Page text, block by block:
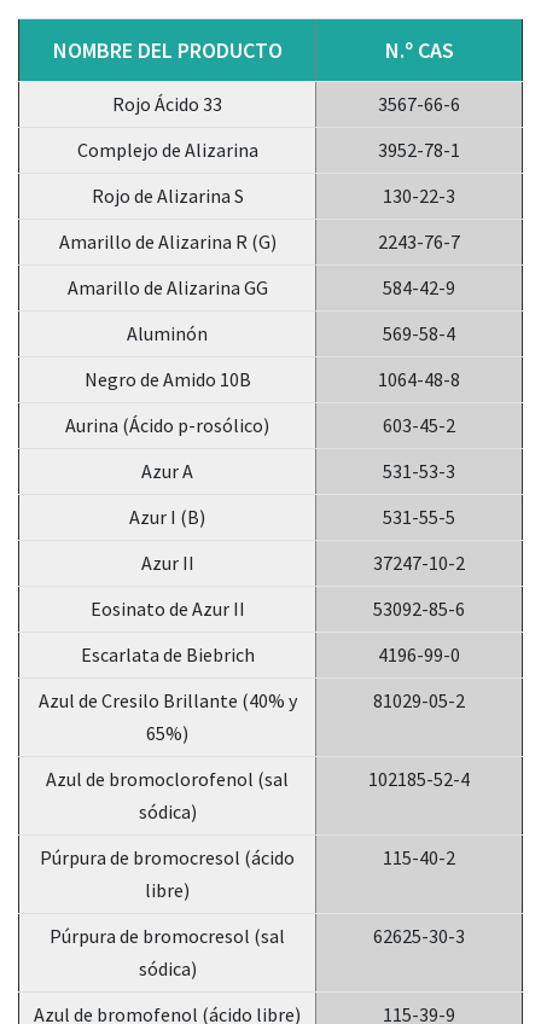
NOMBRE DEL PRODUCTO N.º CAS
Rojo Ácido 33
3567-66-6
Complejo de Alizarina
3952-78-1
Rojo de Alizarina S
130-22-3
Amarillo de Alizarina R (G)
2243-76-7
Amarillo de Alizarina GG
584-42-9
Aluminón
569-58-4
Negro de Amido 10B
1064-48-8
Aurina (Ácido p-rosólico)
603-45-2
Azur A
531-53-3
Azur I (B)
531-55-5
Azur II
37247-10-2
Eosinato de Azur II
53092-85-6
Escarlata de Biebrich
4196-99-0
Azul de Cresilo Brillante (40% y
65%)
81029-05-2
Azul de bromoclorofenol (sal
sódica)
102185-52-4
Púrpura de bromocresol (ácido
libre)
115-40-2
Púrpura de bromocresol (sal
sódica)
62625-30-3
Azul de bromofenol (ácido libre)
115-39-9